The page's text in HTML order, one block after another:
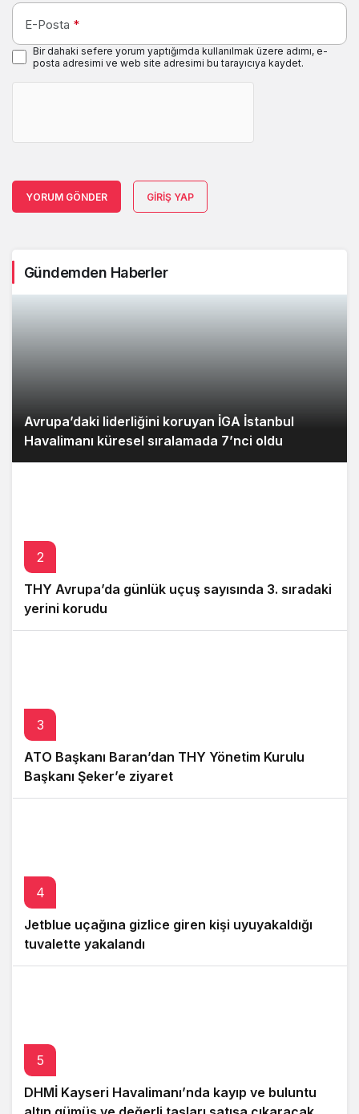
E-Posta *
Bir dahaki sefere yorum yaptığımda kullanılmak üzere adımı, e-
posta adresimi ve web site adresimi bu tarayıcıya kaydet.
YORUM GÖNDER GIRIŞ YAP
Gündemden Haberler
Avrupa’daki liderliğini koruyan İGA İstanbul
Havalimanı küresel sıralamada 7’nci oldu
2
THY Avrupa’da günlük uçuş sayısında 3. sıradaki
yerini korudu
3
ATO Başkanı Baran’dan THY Yönetim Kurulu
Başkanı Şeker’e ziyaret
4
Jetblue uçağına gizlice giren kişi uyuyakaldığı
tuvalette yakalandı
5
DHMİ Kayseri Havalimanı’nda kayıp ve buluntu